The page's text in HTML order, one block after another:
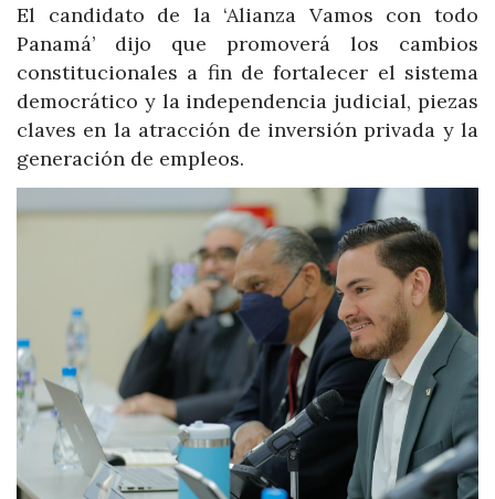
El candidato de la ‘Alianza Vamos con todo
Panamá’ dijo que promoverá los cambios
constitucionales a fin de fortalecer el sistema
democrático y la independencia judicial, piezas
claves en la atracción de inversión privada y la
generación de empleos.